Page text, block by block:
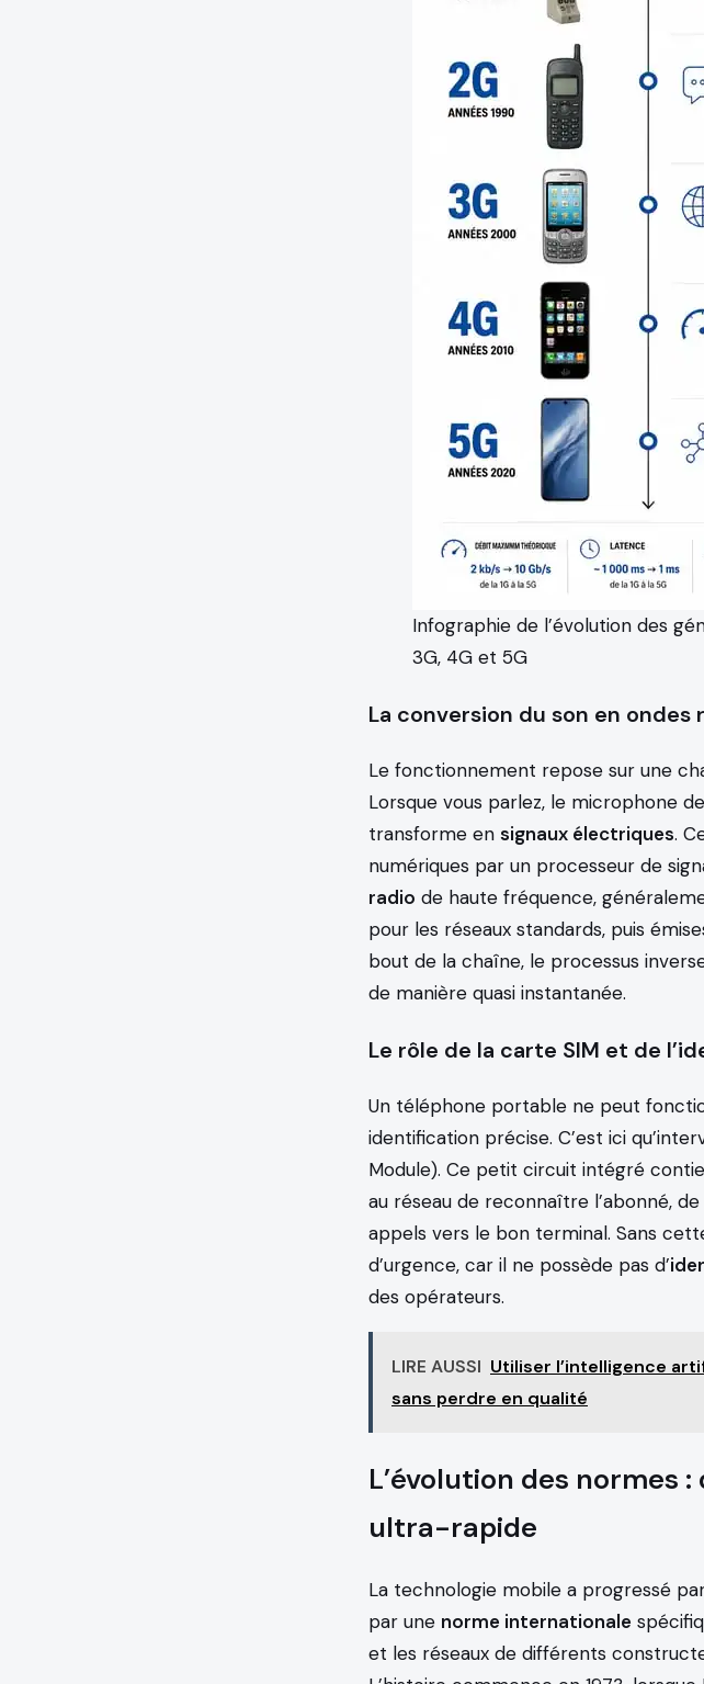
Infographie de l’évolution des
3G, 4G et 5G
La conversion du son en ondes
Le fonctionnement repose sur une
Lorsque vous parlez, le microphone
transforme en signaux électriques.
numériques par un processeur de
radio de haute fréquence,
pour les réseaux standards, puis
bout de la chaîne, le processus
de manière quasi instantanée.
Le rôle de la carte SIM et de
Un téléphone portable ne peut
identification précise. C’est ici
Module). Ce petit circuit intégré
au réseau de reconnaître l’abonné,
appels vers le bon terminal. Sans
d’urgence, car il ne possède pas d’
des opérateurs.
LIRE AUSSI Utiliser l’intelligence
sans perdre en qualité
L’évolution des normes
ultra-rapide
La technologie mobile a progressé
par une norme internationale
et les réseaux de différents